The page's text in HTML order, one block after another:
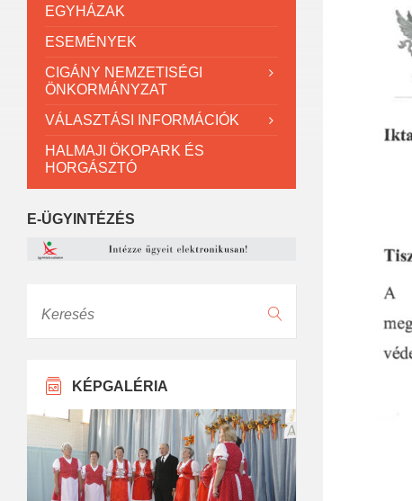
EGYHÁZAK
ESEMÉNYEK
CIGÁNY NEMZETISÉGI
ÖNKORMÁNYZAT
VÁLASZTÁSI INFORMÁCIÓK
HALMAJI ÖKOPARK ÉS
HORGÁSZTÓ
E-ÜGYINTÉZÉS
KÉPGALÉRIA